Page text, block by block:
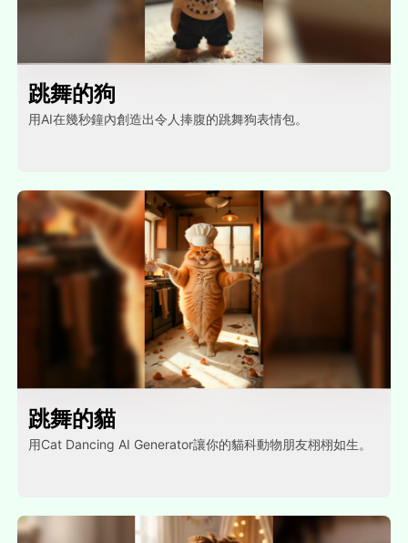
跳舞的狗
用AI在幾秒鐘內創造出令人捧腹的跳舞狗表情包。
跳舞的貓
用Cat Dancing AI Generator讓你的貓科動物朋友栩栩如生。